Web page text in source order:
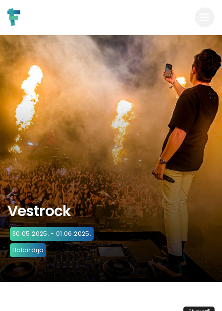
Vestrock
30.05.2025. - 01.06.2025.
Holandija